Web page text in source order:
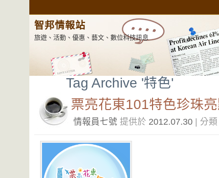
智邦情報站
旅遊、活動、優惠、藝文、數位科技訊息
Tag Archive '特色'
票亮花東101特色珍珠
情報員七號 提供於 2012.07.30 | 分